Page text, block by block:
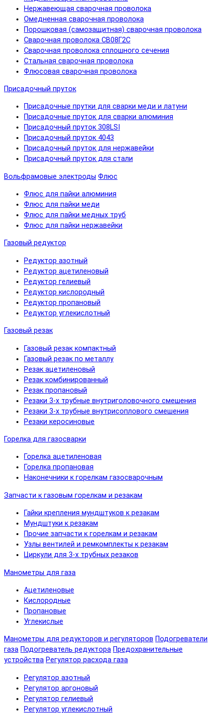
Нержавеющая сварочная проволока
Омедненная сварочная проволока
Порошковая (самозащитная) сварочная проволока
Сварочная проволока СВ08Г2С
Сварочная проволока сплошного сечения
Стальная сварочная проволока
Флюсовая сварочная проволока
Присадочный пруток
Присадочные прутки для сварки меди и латуни
Присадочные пруток для сварки алюминия
Присадочный пруток 308LSI
Присадочный пруток 4043
Присадочный пруток для нержавейки
Присадочный пруток для стали
Вольфрамовые электроды Флюс
Флюс для пайки алюминия
Флюс для пайки меди
Флюс для пайки медных труб
Флюс для пайки нержавейки
Газовый редуктор
Редуктор азотный
Редуктор ацетиленовый
Редуктор гелиевый
Редуктор кислородный
Редуктор пропановый
Редуктор углекислотный
Газовый резак
Газовый резак компактный
Газовый резак по металлу
Резак ацетиленовый
Резак комбинированный
Резак пропановый
Резаки 3-х трубные внутриголовочного смешения
Резаки 3-х трубные внутрисоплового смешения
Резаки керосиновые
Горелка для газосварки
Горелка ацетиленовая
Горелка пропановая
Наконечники к горелкам газосварочным
Запчасти к газовым горелкам и резакам
Гайки крепления мундштуков к резакам
Мундштуки к резакам
Прочие запчасти к горелкам и резакам
Узлы вентилей и ремкомплекты к резакам
Циркули для 3-х трубных резаков
Манометры для газа
Ацетиленовые
Кислородные
Пропановые
Углекислые
Манометры для редукторов и регуляторов Подогреватели
газа Подогреватель редуктора Предохранительные
устройства Регулятор расхода газа
Регулятор азотный
Регулятор аргоновый
Регулятор гелиевый
Регулятор углекислотный